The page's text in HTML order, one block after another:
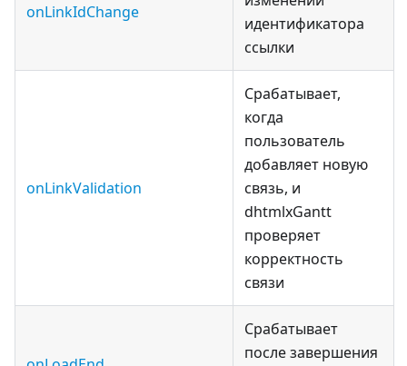
onLinkIdChange
идентификатора
ссылки
onLinkValidation
Срабатывает,
когда
пользователь
добавляет новую
связь, и
dhtmlxGantt
проверяет
корректность
связи
Срабатывает
после завершения